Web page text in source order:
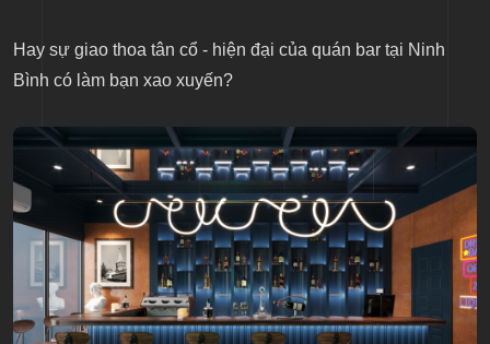
Hay sự giao thoa tân cổ - hiện đại của quán bar tại Ninh
Bình có làm bạn xao xuyến?